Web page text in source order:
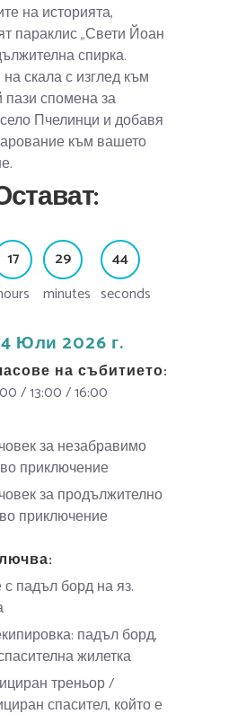
на историята,
параклис „Свети Йоан
спирка.
скала с изглед към
пази спомена за
Пчелинци и добавя
към вашето
17
29
minutes
45
seconds
Юли 2026 г.
на събитието:
/ 13:00 / 16:00
за незабравимо
приключение
за продължително
приключение
падъл борд на яз.
падъл борд,
жилетка
треньор /
спасител, който е